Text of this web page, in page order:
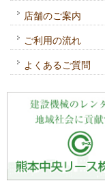
店舗のご案内
ご利用の流れ
よくあるご質問